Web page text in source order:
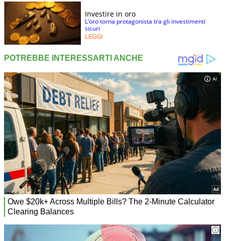
Investire in oro
L’oro torna protagonista tra gli investimenti
sicuri
LEGGI